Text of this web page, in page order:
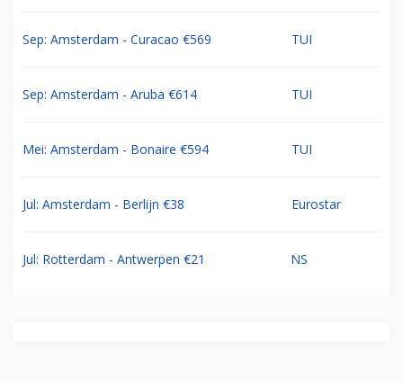
Sep: Amsterdam - Curacao €569 TUI
Sep: Amsterdam - Aruba €614 TUI
Mei: Amsterdam - Bonaire €594 TUI
Jul: Amsterdam - Berlijn €38 Eurostar
Jul: Rotterdam - Antwerpen €21 NS